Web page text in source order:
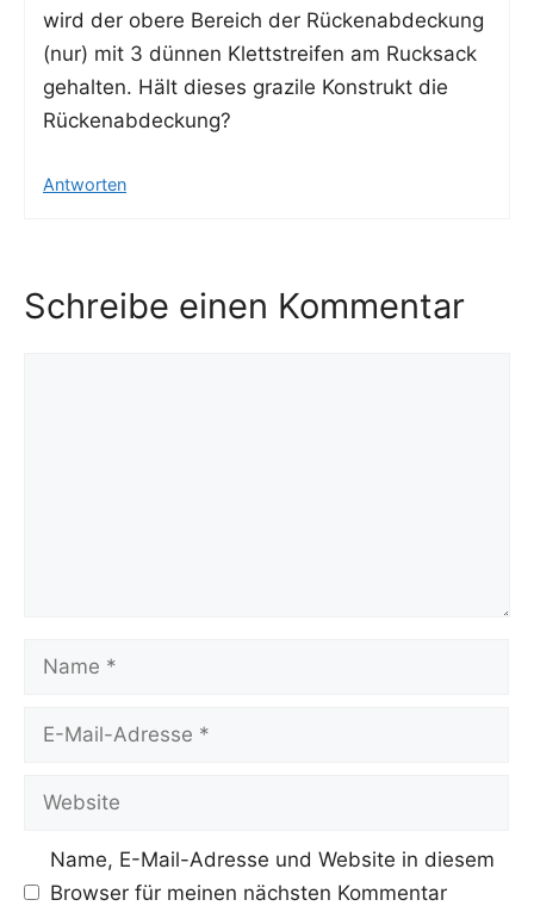
wird der obe­re Bereich der Rücken­ab­de­ckung
(nur) mit 3 dün­nen Klett­strei­fen am Ruck­sack
gehal­ten. Hält die­ses gra­zi­le Kon­strukt die
Rückenabdeckung?
Antworten
Schreibe einen Kommentar
Name
Adresse
Website
Name, E-Mail-Adresse und Website in diesem
Browser für meinen nächsten Kommentar